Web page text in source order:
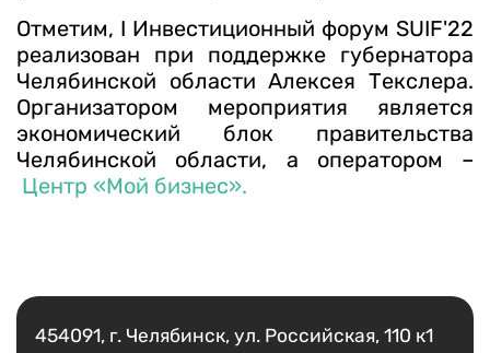
Отметим, I Инвестиционный форум SUIF'22
реализован при поддержке губернатора
Челябинской области Алексея Текслера.
Организатором мероприятия является
экономический блок правительства
Челябинской области, а оператором –
Центр «Мой бизнес».
454091, г. Челябинск, ул. Российская, 110 к1